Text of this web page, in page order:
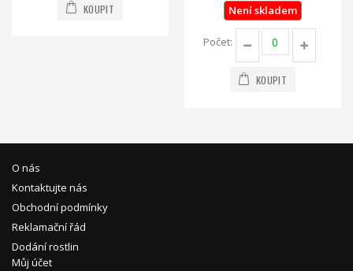
KOUPIT
Není skladem
Počet:
KOUPIT
O nás
Kontaktujte nás
Obchodní podmínky
Reklamační řád
Dodání rostlin
Můj účet